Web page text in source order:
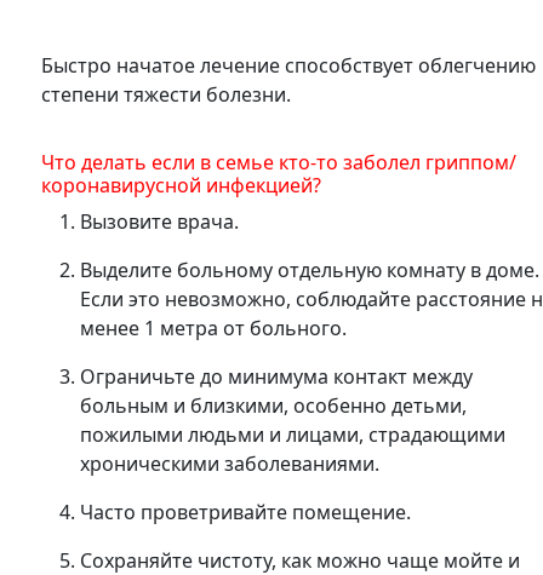
Быстро начатое лечение способствует облегчению
степени тяжести болезни.
Что делать если в семье кто-то заболел гриппом/
коронавирусной инфекцией?
Вызовите врача.
Выделите больному отдельную комнату в доме.
Если это невозможно, соблюдайте расстояние
менее 1 метра от больного.
Ограничьте до минимума контакт между
больным и близкими, особенно детьми,
пожилыми людьми и лицами, страдающими
хроническими заболеваниями.
Часто проветривайте помещение.
Сохраняйте чистоту, как можно чаще мойте и